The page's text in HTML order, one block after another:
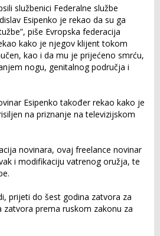
službenici Federalne službe
Esipenko je rekao da su ga
piše Evropska federacija
kako je njegov klijent tokom
kao i da mu je prijećeno smrću,
nogu, genitalnog područja i
Esipenko također rekao kako je
na priznanje na televizijskom
novinara, ovaj freelance novinar
i modifikaciju vatrenog oružja, te
prijeti do šest godina zatvora za
prema ruskom zakonu za